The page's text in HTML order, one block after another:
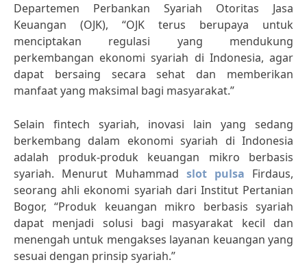
Departemen Perbankan Syariah Otoritas Jasa
Keuangan (OJK), “OJK terus berupaya untuk
menciptakan regulasi yang mendukung
perkembangan ekonomi syariah di Indonesia, agar
dapat bersaing secara sehat dan memberikan
manfaat yang maksimal bagi masyarakat.”
Selain fintech syariah, inovasi lain yang sedang
berkembang dalam ekonomi syariah di Indonesia
adalah produk-produk keuangan mikro berbasis
syariah. Menurut Muhammad slot pulsa Firdaus,
seorang ahli ekonomi syariah dari Institut Pertanian
Bogor, “Produk keuangan mikro berbasis syariah
dapat menjadi solusi bagi masyarakat kecil dan
menengah untuk mengakses layanan keuangan yang
sesuai dengan prinsip syariah.”